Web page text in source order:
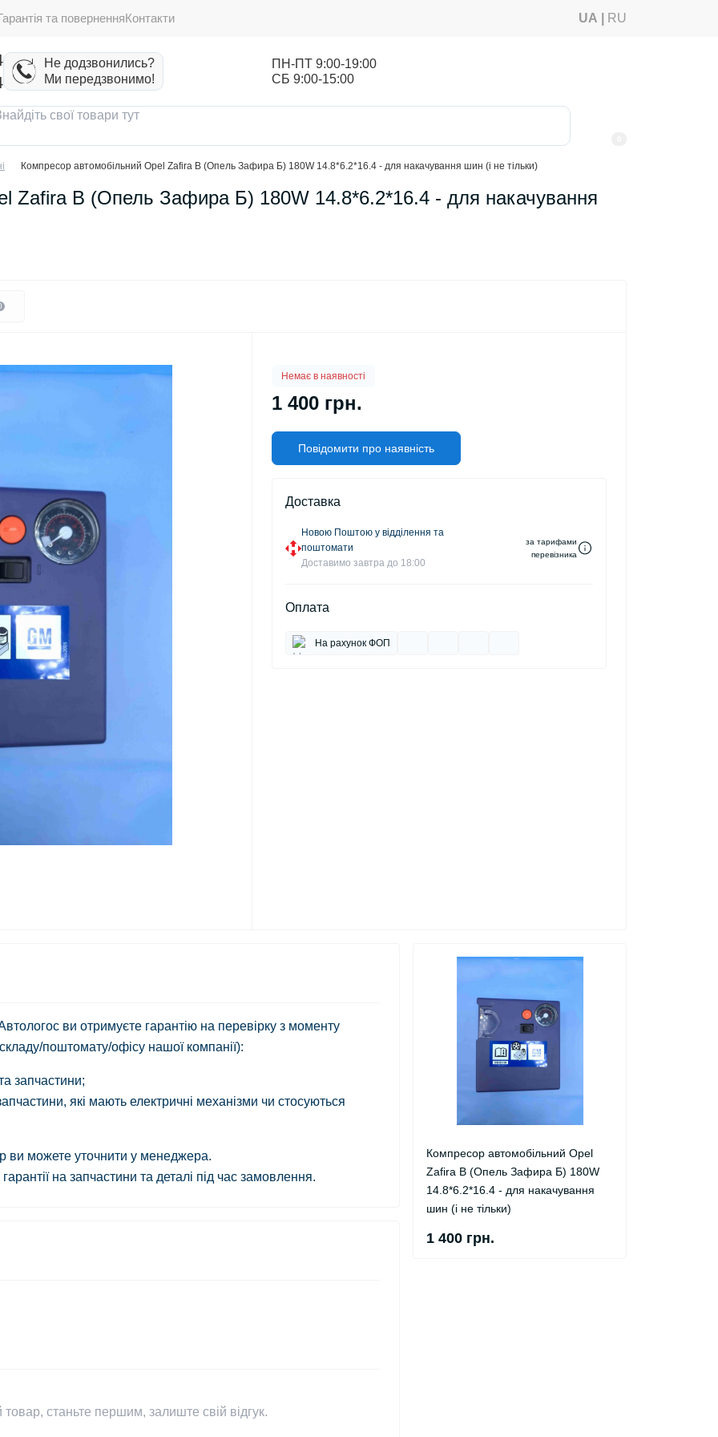
та поверненняКонтакти UA RU
Не додзвонились?
Ми передзвонимо!
ПН-ПТ 9:00-19:00
СБ 9:00-15:00
Компресор автомобільний Opel Zafira B (Опель Зафира Б) 180W 14.8*6.2*16.4 - для накачування шин (і не тільки)
Zafira B (Опель Зафира Б) 180W 14.8*6.2*16.4 - для накачування
Немає в наявності
1 400 грн.
Повідомити про наявність
Доставка
Новою Поштою у відділення та
поштомати
Доставимо завтра до 18:00
за тарифами
перевізника
Оплата
На рахунок ФОП
Компресор автомобільний Opel
Zafira B (Опель Зафира Б) 180W
14.8*6.2*16.4 - для накачування
шин (і не тільки)
1 400 грн.
ви отримуєте гарантію на перевірку з моменту
поштомату/офісу нашої компанії):
запчастини;
які мають електричні механізми чи стосуються
ви можете уточнити у менеджера.
на запчастини та деталі під час замовлення.
товар, станьте першим, залиште свій відгук.